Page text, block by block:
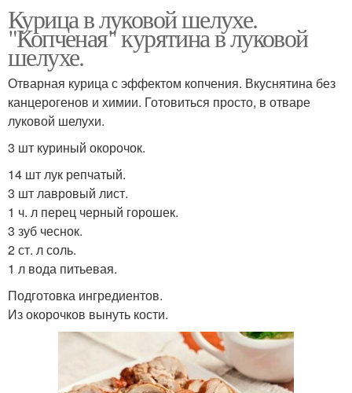
Курица в луковой шелухе.
"Копченая" курятина в луковой
шелухе.
Отварная курица с эффектом копчения. Вкуснятина без
канцерогенов и химии. Готовиться просто, в отваре
луковой шелухи.
3 шт куриный окорочок.
14 шт лук репчатый.
3 шт лавровый лист.
1 ч. л перец черный горошек.
3 зуб чеснок.
2 ст. л соль.
1 л вода питьевая.
Подготовка ингредиентов.
Из окорочков вынуть кости.